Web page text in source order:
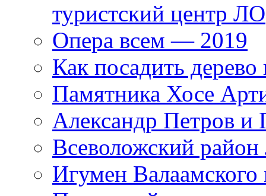
туристский центр ЛО
Опера всем — 2019
Как посадить дерево
Памятника Хосе
Александр Петров и
Всеволожский район
Игумен